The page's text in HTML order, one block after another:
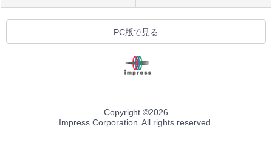
PC版で見る
Copyright ©2026
Impress Corporation. All rights reserved.